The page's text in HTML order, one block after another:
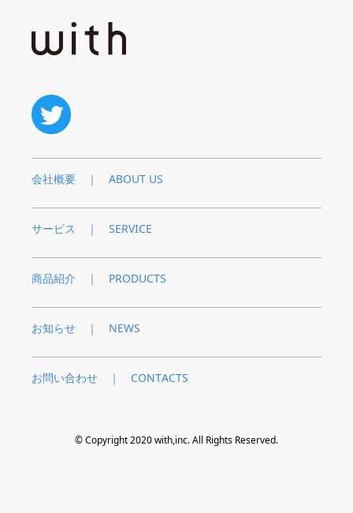
会社概要 ｜ ABOUT US
サービス ｜ SERVICE
商品紹介 ｜ PRODUCTS
お知らせ ｜ NEWS
お問い合わせ ｜ CONTACTS
© Copyright 2020 with,inc. All Rights Reserved.